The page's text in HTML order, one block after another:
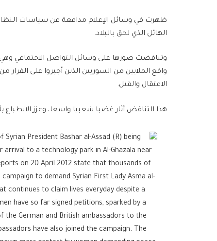
ظهرت في وسائل الإعلام مدافعة عن سياسات
الهائل الذي لحق بالبلاد.
وتناقضت صورها على وسائل التواصل الاجتماعي
واقع الملايين من السوريين الذين أجبروا على
الاعتقال والقتل.
هذا التناقض أثار غضبا شعبيا واسعا، وعزز